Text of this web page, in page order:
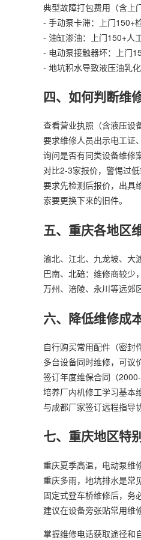
典型故障打包费用（含上
- 手动泵卡滞：上门150+
- 油缸渗油：上门150+人
- 电动泵接触器坏：上门
- 地坑积水导致液压油乳
四、如何判断维
查看营业执照（含液压设
要求维修人员出示电工证
询问是否有同类设备维修
对比2-3家报价，警惕过低
要求先检测后报价，出具
索要更换下来的旧件。
五、重庆各地区
渝北、江北、九龙坡、大
巴南、北碚：维修商较少
万州、涪陵、永川等远郊
六、降低维修成
自行购买常用配件（密封
多台设备同时维修，可议
签订年度维保合同（
培养厂内机修工学习基本
与成都厂家签订远程指导
七、重庆地区特
重庆夏季高温，电动泵维
重庆多雨，地坑排水是常
固定式登车桥维修后，务
建议在设备旁张贴常用维
掌握维修电话获取途径和